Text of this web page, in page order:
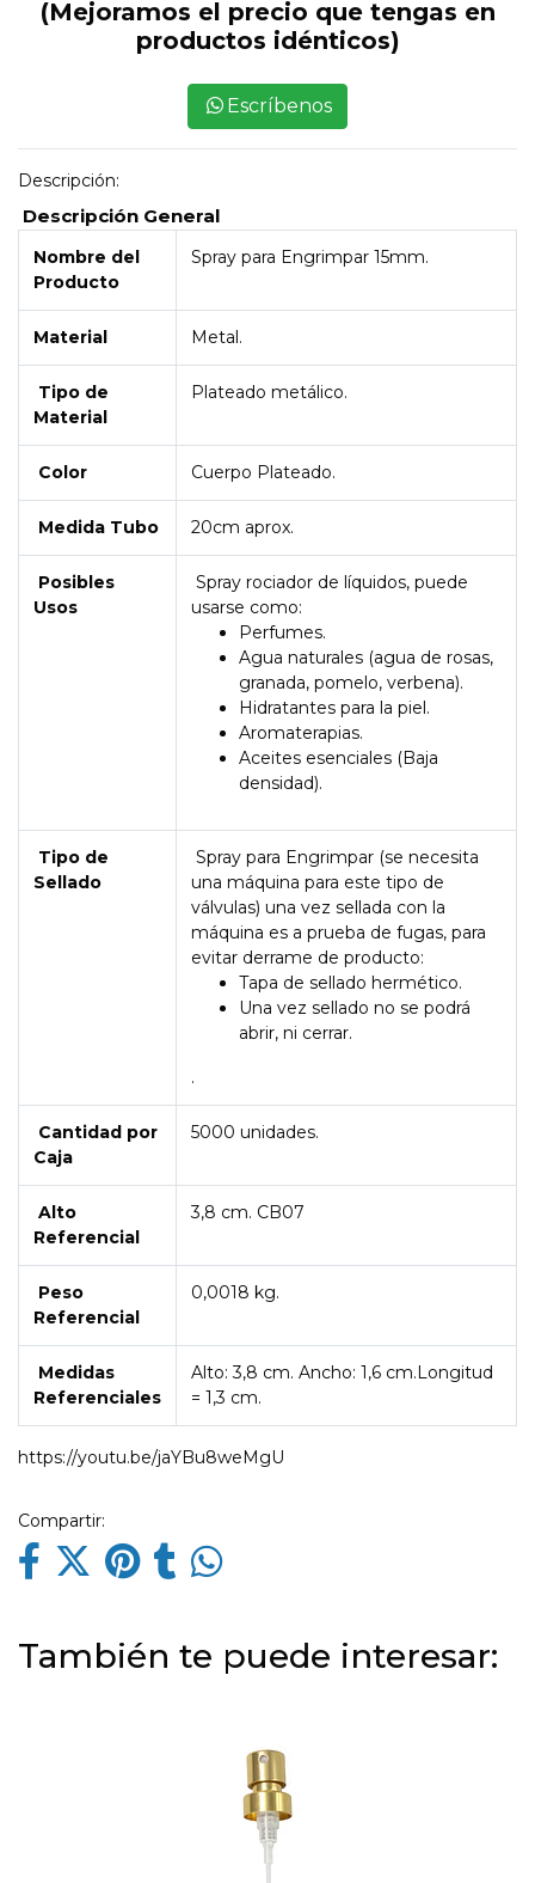
(Mejoramos el precio que tengas en
productos idénticos)
Escríbenos
Descripción:
Descripción General
Nombre del
Producto
Spray para Engrimpar 15mm.
Material Metal.
Tipo de
Material
Plateado metálico.
Color Cuerpo Plateado.
Medida Tubo 20cm aprox.
Posibles
Usos
Spray rociador de líquidos, puede
usarse como:
Perfumes.
Agua naturales (agua de rosas,
granada, pomelo, verbena).
Hidratantes para la piel.
Aromaterapias.
Aceites esenciales (Baja
densidad).
Tipo de
Sellado
Spray para Engrimpar (se necesita
una máquina para este tipo de
válvulas) una vez sellada con la
máquina es a prueba de fugas, para
evitar derrame de producto:
Tapa de sellado hermético.
Una vez sellado no se podrá
abrir, ni cerrar.
.
Cantidad por
Caja
5000 unidades.
Alto
Referencial
3,8 cm. CB07
Peso
Referencial
0,0018 kg.
Medidas
Referenciales
Alto: 3,8 cm. Ancho: 1,6 cm.Longitud
= 1,3 cm.
https://youtu.be/jaYBu8weMgU
Compartir:
También te puede interesar: